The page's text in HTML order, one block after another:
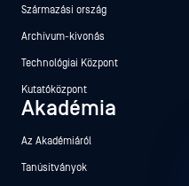
Származási ország
Archívum-kivonás
Technológiai Központ
Kutatóközpont
Akadémia
Az Akadémiáról
Tanúsítványok